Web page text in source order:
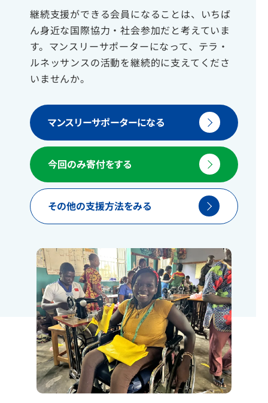
継続支援ができる会員になることは、いちば
ん身近な国際協力・社会参加だと考えていま
す。マンスリーサポーターになって、テラ・
ルネッサンスの活動を継続的に支えてくださ
いませんか。
マンスリーサポーターになる
今回のみ寄付をする
その他の支援方法をみる